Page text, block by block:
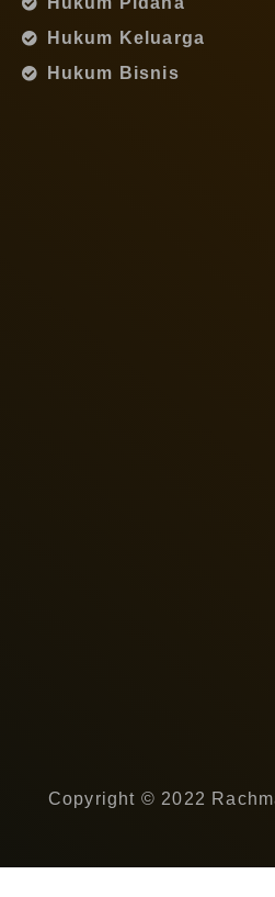
Hukum Keluarga
Hukum Bisnis
Copyright © 2022